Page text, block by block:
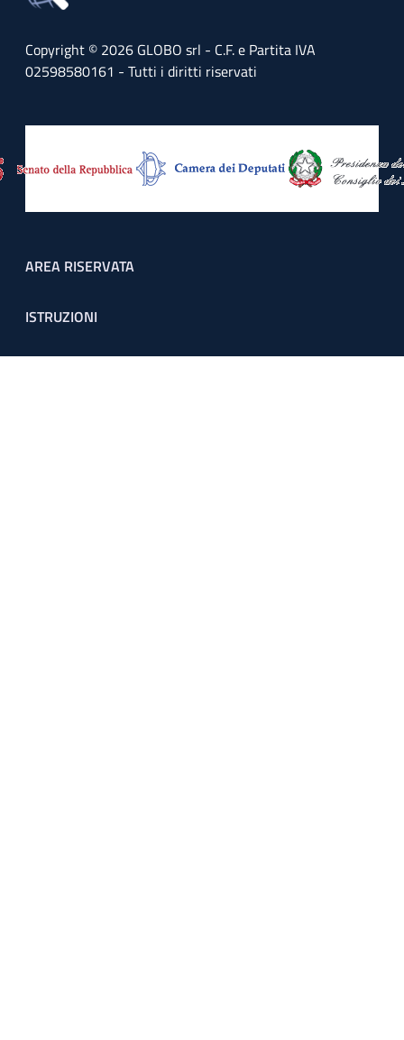
Copyright © 2026 GLOBO srl - C.F. e Partita IVA
02598580161 - Tutti i diritti riservati
Footer menu
AREA RISERVATA
ISTRUZIONI